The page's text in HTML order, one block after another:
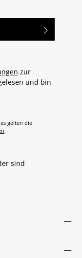
zur
und bin
gelten die
.
sind